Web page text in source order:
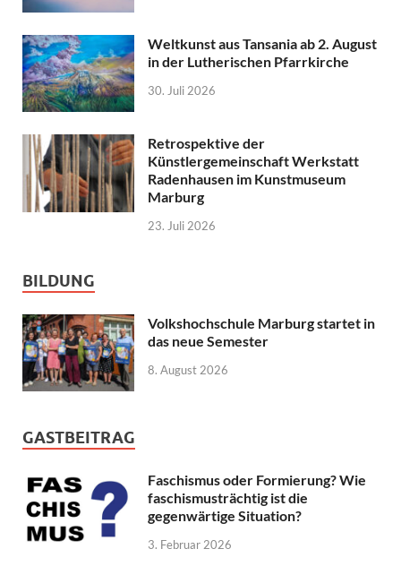
Weltkunst aus Tansania ab 2. August
in der Lutherischen Pfarrkirche
30. Juli 2026
Retrospektive der
Künstlergemeinschaft Werkstatt
Radenhausen im Kunstmuseum
Marburg
23. Juli 2026
BILDUNG
Volkshochschule Marburg startet in
das neue Semester
8. August 2026
GASTBEITRAG
Faschismus oder Formierung? Wie
faschismusträchtig ist die
gegenwärtige Situation?
3. Februar 2026